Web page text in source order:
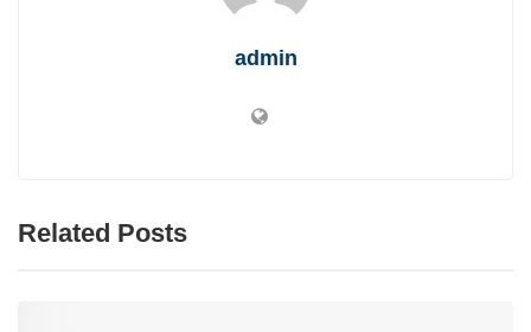
admin
Related Posts